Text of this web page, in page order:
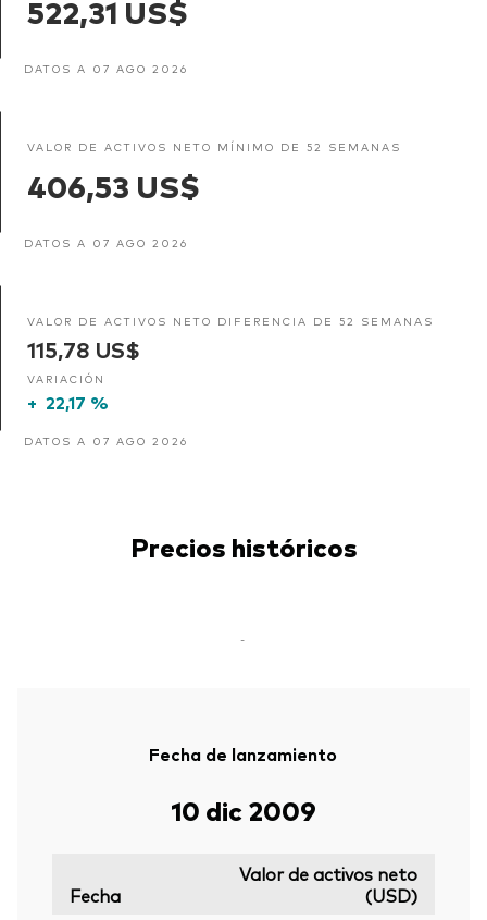
522,31 US$
DATOS A 07 AGO 2026
VALOR DE ACTIVOS NETO MÍNIMO DE 52 SEMANAS
406,53 US$
DATOS A 07 AGO 2026
VALOR DE ACTIVOS NETO DIFERENCIA DE 52 SEMANAS
115,78 US$
VARIACIÓN
+ 22,17 %
DATOS A 07 AGO 2026
Precios históricos
-
Fecha de lanzamiento
10 dic 2009
Fecha
Valor de activos neto
(USD)